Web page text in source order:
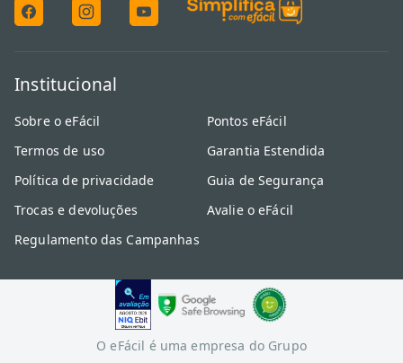
Institucional
Sobre o eFácil
Termos de uso
Política de privacidade
Trocas e devoluções
Regulamento das Campanhas
Pontos eFácil
Garantia Estendida
Guia de Segurança
Avalie o eFácil
O eFácil é uma empresa do Grupo